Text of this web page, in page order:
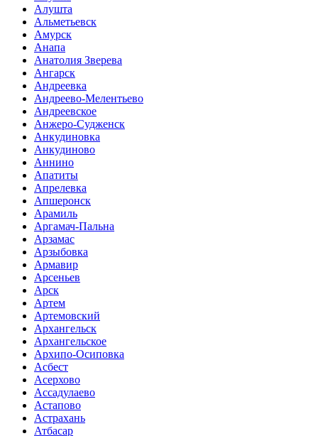
Алушта
Альметьевск
Амурск
Анапа
Анатолия Зверева
Ангарск
Андреевка
Андреево-Мелентьево
Андреевское
Анжеро-Судженск
Анкудиновка
Анкудиново
Аннино
Апатиты
Апрелевка
Апшеронск
Арамиль
Аргамач-Пальна
Арзамас
Арзыбовка
Армавир
Арсеньев
Арск
Артем
Артемовский
Архангельск
Архангельское
Архипо-Осиповка
Асбест
Асерхово
Ассадулаево
Астапово
Астрахань
Атбасар